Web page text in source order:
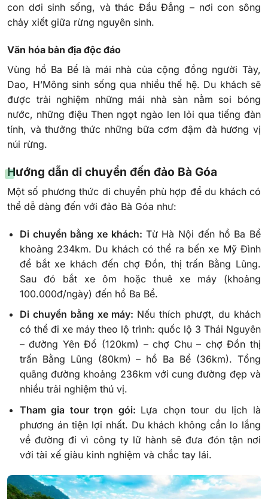
con dơi sinh sống, và thác Đầu Đẳng – nơi con sông
chảy xiết giữa rừng nguyên sinh.
Văn hóa bản địa độc đáo
Vùng hồ Ba Bể là mái nhà của cộng đồng người Tày,
Dao, H’Mông sinh sống qua nhiều thế hệ. Du khách sẽ
được trải nghiệm những mái nhà sàn nằm soi bóng
nước, những điệu Then ngọt ngào len lỏi qua tiếng đàn
tính, và thưởng thức những bữa cơm đậm đà hương vị
núi rừng.
Hướng dẫn di chuyển đến đảo Bà Góa
Một số phương thức di chuyển phù hợp để du khách có
thể dễ dàng đến với đảo Bà Góa như:
Di chuyển bằng xe khách: Từ Hà Nội đến hồ Ba Bể
khoảng 234km. Du khách có thể ra bến xe Mỹ Đình
để bắt xe khách đến chợ Đồn, thị trấn Bằng Lũng.
Sau đó bắt xe ôm hoặc thuê xe máy (khoảng
100.000đ/ngày) đến hồ Ba Bể.
Di chuyển bằng xe máy: Nếu thích phượt, du khách
có thể đi xe máy theo lộ trình: quốc lộ 3 Thái Nguyên
– đường Yên Đổ (120km) – chợ Chu – chợ Đồn thị
trấn Bằng Lũng (80km) – hồ Ba Bể (36km). Tổng
quãng đường khoảng 236km với cung đường đẹp và
nhiều trải nghiệm thú vị.
Tham gia tour trọn gói: Lựa chọn tour du lịch là
phương án tiện lợi nhất. Du khách không cần lo lắng
về đường đi vì công ty lữ hành sẽ đưa đón tận nơi
với tài xế giàu kinh nghiệm và chắc tay lái.